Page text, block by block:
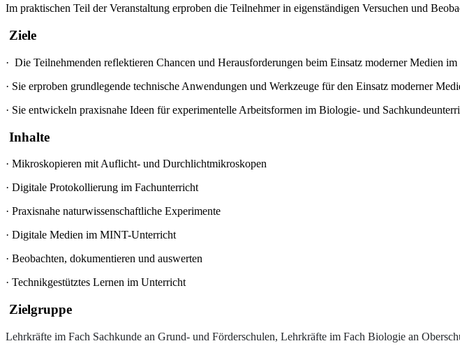
Im praktischen Teil der Veranstaltung erproben die Teilnehmer in eigenständigen Versuchen und
Ziele
· Die Teilnehmenden reflektieren Chancen und Herausforderungen beim Einsatz moderner Medien
· Sie erproben grundlegende technische Anwendungen und Werkzeuge für den Einsatz moderner
· Sie entwickeln praxisnahe Ideen für experimentelle Arbeitsformen im Biologie- und
Inhalte
· Mikroskopieren mit Auflicht- und Durchlichtmikroskopen
· Digitale Protokollierung im Fachunterricht
· Praxisnahe naturwissenschaftliche Experimente
· Digitale Medien im MINT-Unterricht
· Beobachten, dokumentieren und auswerten
· Technikgestütztes Lernen im Unterricht
Zielgruppe
Lehrkräfte im Fach Sachkunde an Grund- und Förderschulen, Lehrkräfte im Fach Biologie an